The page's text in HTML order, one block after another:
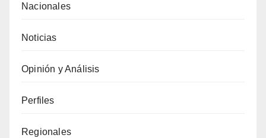
Nacionales
Noticias
Opinión y Análisis
Perfiles
Regionales